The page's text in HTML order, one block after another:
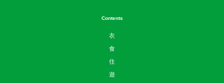
Contents
衣
食
住
遊